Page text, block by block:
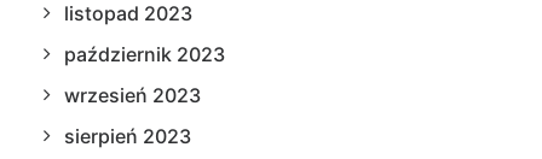
listopad 2023
październik 2023
wrzesień 2023
sierpień 2023